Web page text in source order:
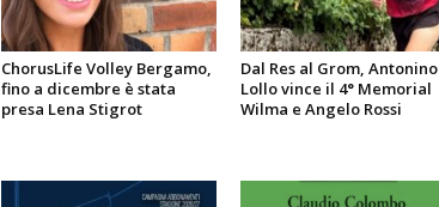
ChorusLife Volley Bergamo,
fino a dicembre è stata
presa Lena Stigrot
Dal Res al Grom, Antonino
Lollo vince il 4° Memorial
Wilma e Angelo Rossi